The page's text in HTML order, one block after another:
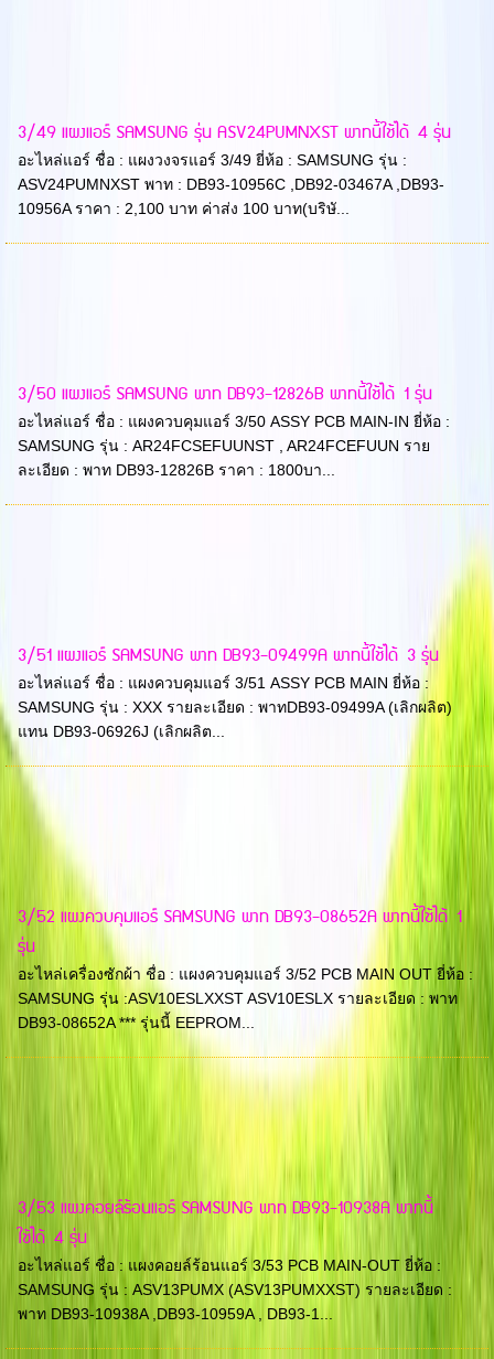
3/49 แผงแอร์ SAMSUNG รุ่น ASV24PUMNXST พาทนี้ใช้ได้ 4 รุ่น
อะไหล่แอร์ ชื่อ : แผงวงจรแอร์ 3/49 ยี่ห้อ : SAMSUNG รุ่น :
ASV24PUMNXST พาท : DB93-10956C ,DB92-03467A ,DB93-
10956A ราคา : 2,100 บาท ค่าส่ง 100 บาท(บริษั...
3/50 แผงแอร์ SAMSUNG พาท DB93-12826B พาทนี้ใช้ได้ 1 รุ่น
อะไหล่แอร์ ชื่อ : แผงควบคุมแอร์ 3/50 ASSY PCB MAIN-IN ยี่ห้อ :
SAMSUNG รุ่น : AR24FCSEFUUNST , AR24FCEFUUN ราย
ละเอียด : พาท DB93-12826B ราคา : 1800บา...
3/51 แผงแอร์ SAMSUNG พาท DB93-09499A พาทนี้ใช้ได้ 3 รุ่น
อะไหล่แอร์ ชื่อ : แผงควบคุมแอร์ 3/51 ASSY PCB MAIN ยี่ห้อ :
SAMSUNG รุ่น : XXX รายละเอียด : พาทDB93-09499A (เลิกผลิต)
แทน DB93-06926J (เลิกผลิต...
3/52 แผงควบคุมแอร์ SAMSUNG พาท DB93-08652A พาทนี้ใช้ได้ 1
รุ่น
อะไหล่เครื่องซักผ้า ชื่อ : แผงควบคุมแอร์ 3/52 PCB MAIN OUT ยี่ห้อ :
SAMSUNG รุ่น :ASV10ESLXXST ASV10ESLX รายละเอียด : พาท
DB93-08652A *** รุ่นนี้ EEPROM...
3/53 แผงคอยล์ร้อนแอร์ SAMSUNG พาท DB93-10938A พาทนี้
ใช้ได้ 4 รุ่น
อะไหล่แอร์ ชื่อ : แผงคอยล์ร้อนแอร์ 3/53 PCB MAIN-OUT ยี่ห้อ :
SAMSUNG รุ่น : ASV13PUMX (ASV13PUMXXST) รายละเอียด :
พาท DB93-10938A ,DB93-10959A , DB93-1...